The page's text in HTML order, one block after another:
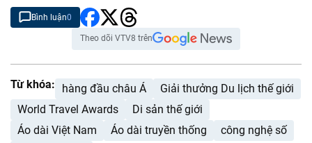
Bình luận0
Theo dõi VTV8 trên
Từ khóa: hàng đầu châu Á
Giải thưởng Du lịch thế giới
World Travel Awards
Di sản thế giới
Áo dài Việt Nam
Áo dài truyền thống
công nghệ số